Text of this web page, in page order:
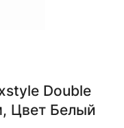
Double
Цвет Белый